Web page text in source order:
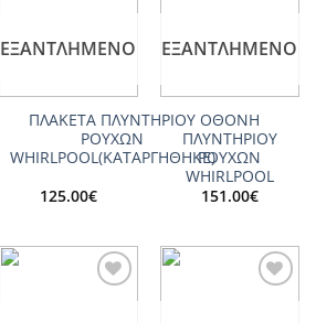
ΕΞΑΝΤΛΗΜΈΝΟ
ΠΛΑΚΕΤΑ ΠΛΥΝΤΗΡΙΟΥ
ΡΟΥΧΩΝ
WHIRLPOOL(ΚΑΤΑΡΓΗΘΗΚΕ)
125.00€
ΕΞΑΝΤΛΗΜΈΝΟ
ΟΘΟΝΗ
ΠΛΥΝΤΗΡΙΟΥ
ΡΟΥΧΩΝ
WHIRLPOOL
151.00€